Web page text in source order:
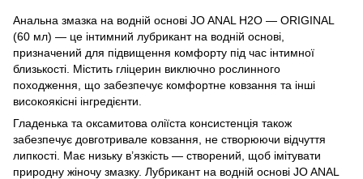
Анальна змазка на водній основі JO ANAL H2O — ORIGINAL
(60 мл) — це інтимний лубрикант на водній основі,
призначений для підвищення комфорту під час інтимної
близькості. Містить гліцерин виключно рослинного
походження, що забезпечує комфортне ковзання та інші
високоякісні інгредієнти.
Гладенька та оксамитова оліїста консистенція також
забезпечує довготривале ковзання, не створюючи відчуття
липкості. Має низьку в’язкість — створений, щоб імітувати
природну жіночу змазку. Лубрикант на водній основі JO ANAL